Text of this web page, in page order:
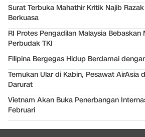
Surat Terbuka Mahathir Kritik Najib
Berkuasa
RI Protes Pengadilan Malaysia Bebaskan
Perbudak TKI
Filipina Bergegas Hidup Berdamai
Temukan Ular di Kabin, Pesawat AirAsia
Darurat
Vietnam Akan Buka Penerbangan
Februari